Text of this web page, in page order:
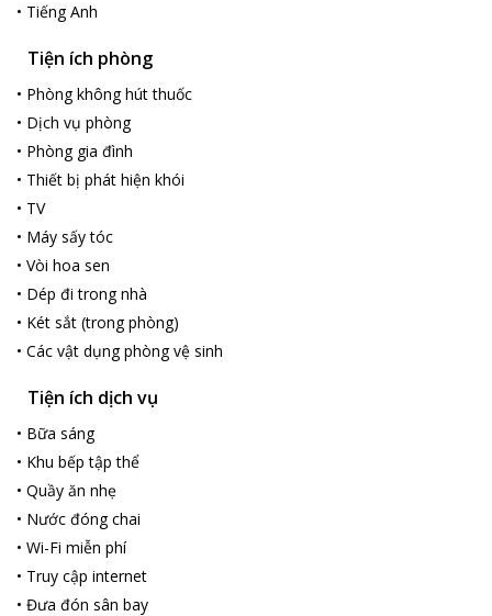
• Tiếng Anh
Tiện ích phòng
• Phòng không hút thuốc
• Dịch vụ phòng
• Phòng gia đình
• Thiết bị phát hiện khói
• TV
• Máy sấy tóc
• Vòi hoa sen
• Dép đi trong nhà
• Két sắt (trong phòng)
• Các vật dụng phòng vệ sinh
Tiện ích dịch vụ
• Bữa sáng
• Khu bếp tập thể
• Quầy ăn nhẹ
• Nước đóng chai
• Wi-Fi miễn phí
• Truy cập internet
• Đưa đón sân bay